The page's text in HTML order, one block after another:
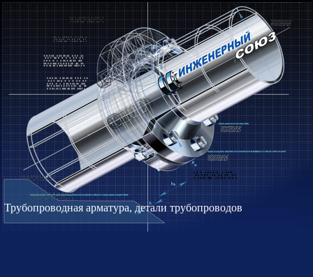
Трубопроводная арматура, детали трубопроводов